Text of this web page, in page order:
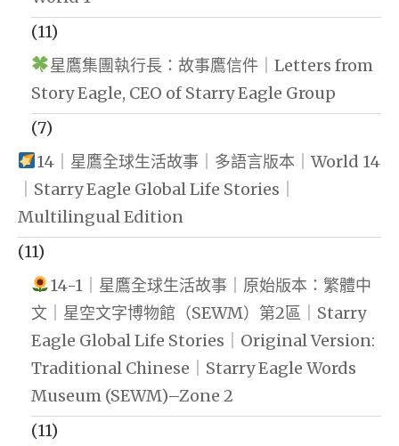
(11)
星鷹集團執行長：故事鷹信件｜Letters from
Story Eagle, CEO of Starry Eagle Group
(7)
14｜星鷹全球生活故事｜多語言版本｜World 14
｜Starry Eagle Global Life Stories｜
Multilingual Edition
(11)
14-1｜星鷹全球生活故事｜原始版本：繁體中
文｜星空文字博物館（SEWM）第2區｜Starry
Eagle Global Life Stories｜Original Version:
Traditional Chinese｜Starry Eagle Words
Museum (SEWM)–Zone 2
(11)